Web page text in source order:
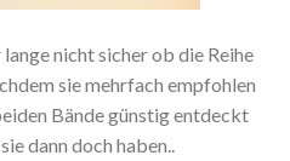
nicht sicher ob die Reihe
sie mehrfach empfohlen
Bände günstig entdeckt
dann doch haben..